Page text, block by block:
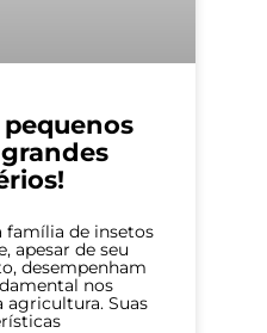
de insetos
apesar de seu
desempenham
nos
agricultura. Suas